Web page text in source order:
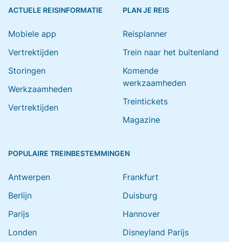
ACTUELE REISINFORMATIE
Mobiele app
Vertrektijden
Storingen
Werkzaamheden
Vertrektijden
PLAN JE REIS
Reisplanner
Trein naar het buitenland
Komende
werkzaamheden
Treintickets
Magazine
POPULAIRE TREINBESTEMMINGEN
Antwerpen
Berlijn
Parijs
Londen
Frankfurt
Duisburg
Hannover
Disneyland Parijs